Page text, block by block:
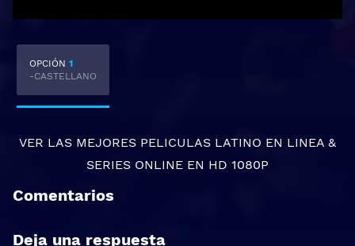
OPCIÓN 1
-CASTELLANO
VER LAS MEJORES PELICULAS LATINO EN LINEA &
SERIES ONLINE EN HD 1080P
Comentarios
Deja una respuesta